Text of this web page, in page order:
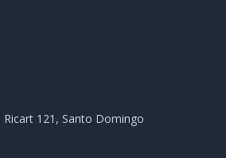
121, Santo Domingo